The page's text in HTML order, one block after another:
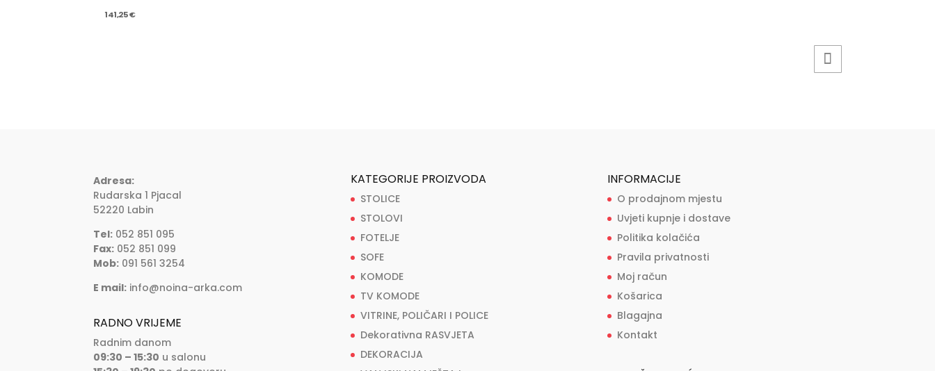
141,25€
Adresa:
Rudarska 1 Pjacal
52220 Labin
Tel: 052 851 095
Fax: 052 851 099
Mob: 091 561 3254
E mail: info@noina-arka.com
RADNO VRIJEME
Radnim danom
09:30 – 15:30 u salonu
KATEGORIJE PROIZVODA
STOLICE
STOLOVI
FOTELJE
SOFE
KOMODE
TV KOMODE
VITRINE, POLIČARI I POLICE
Dekorativna RASVJETA
DEKORACIJA
INFORMACIJE
O prodajnom mjestu
Uvjeti kupnje i dostave
Politika kolačića
Pravila privatnosti
Moj račun
Košarica
Blagajna
Kontakt